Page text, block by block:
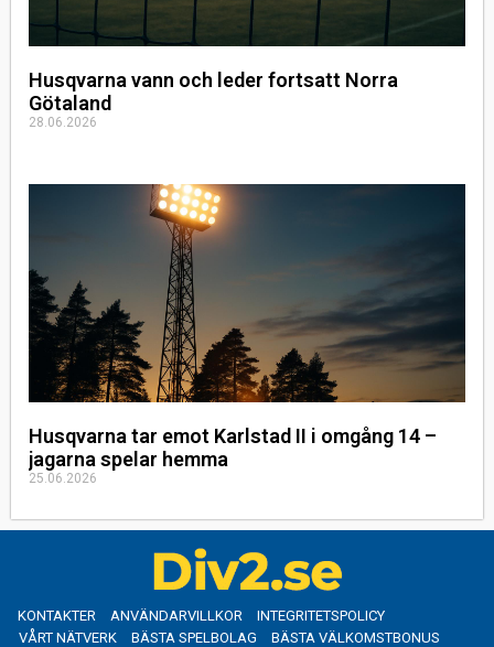
Husqvarna vann och leder fortsatt Norra
Götaland
28.06.2026
Husqvarna tar emot Karlstad II i omgång 14 –
jagarna spelar hemma
25.06.2026
KONTAKTER ANVÄNDARVILLKOR
INTEGRITETSPOLICY
VÅRT NÄTVERK
BÄSTA SPELBOLAG BÄSTA VÄLKOMSTBONUS